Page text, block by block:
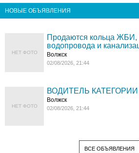
НОВЫЕ ОБЪЯВЛЕНИЯ
НЕТ ФОТО
Продаются кольца ЖБИ,
водопровода и
Волжск
02/08/2026, 21:44
НЕТ ФОТО
ВОДИТЕЛЬ КАТЕГОРИИ
Волжск
02/08/2026, 21:44
ВСЕ ОБЪЯВЛЕНИЯ